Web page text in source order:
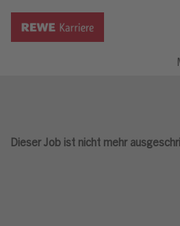
Dieser Job ist nicht mehr